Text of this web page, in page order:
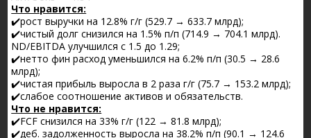
Что нравится:
✔️рост выручки на 12.8% г/г (529.7 → 633.7 млрд);
✔️чистый долг снизился на 1.5% п/п (714.9 → 704.1 млрд).
ND/EBITDA улучшился с 1.5 до 1.29;
✔️нетто фин расход уменьшился на 6.2% п/п (30.5 → 28.6
млрд);
✔️чистая прибыль выросла в 2 раза г/г (75.7 → 153.2 млрд);
✔️слабое соотношение активов и обязательств.
Что не нравится:
✔️FCF снизился на 33% г/г (122 → 81.8 млрд);
✔️деб. задолженность выросла на 38.2% п/п (90.1 → 124.6